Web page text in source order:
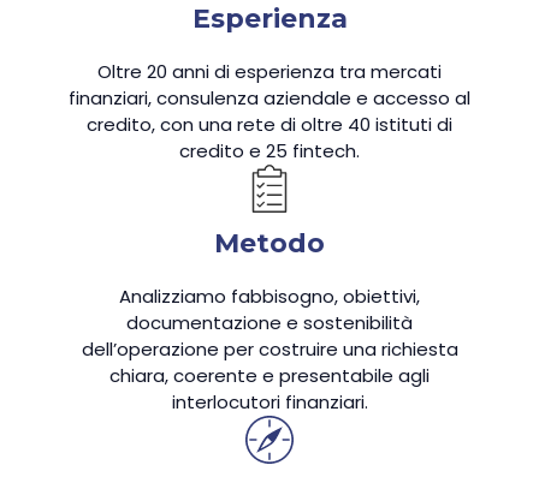
Esperienza
Oltre 20 anni di esperienza tra mercati
finanziari, consulenza aziendale e accesso al
credito, con una rete di oltre 40 istituti di
credito e 25 fintech.
Metodo
Analizziamo fabbisogno, obiettivi,
documentazione e sostenibilità
dell’operazione per costruire una richiesta
chiara, coerente e presentabile agli
interlocutori finanziari.